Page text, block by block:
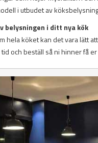
i utbudet av
belysningen i ditt nya kök
hela köket kan det vara lätt
och beställ så ni hinner få